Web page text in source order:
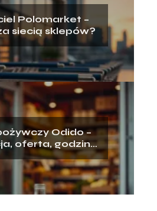
Polomarket –
siecią sklepów?
Odido –
oferta, godziny
otwarcia